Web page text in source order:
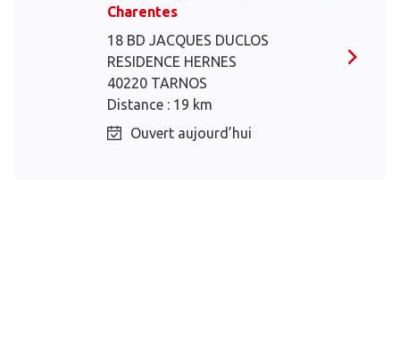
Charentes
18 BD JACQUES DUCLOS
RESIDENCE HERNES
40220 TARNOS
Distance : 19 km
Ouvert aujourd’hui